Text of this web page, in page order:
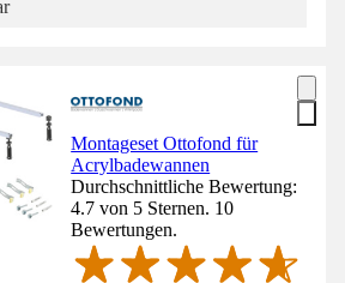
Montageset Ottofond für
Acrylbadewannen
Durchschnittliche Bewertung:
4.7 von 5 Sternen. 10
Bewertungen.